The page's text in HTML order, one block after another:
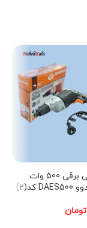
پیچ گوشتی برقی 500 وات
تومان